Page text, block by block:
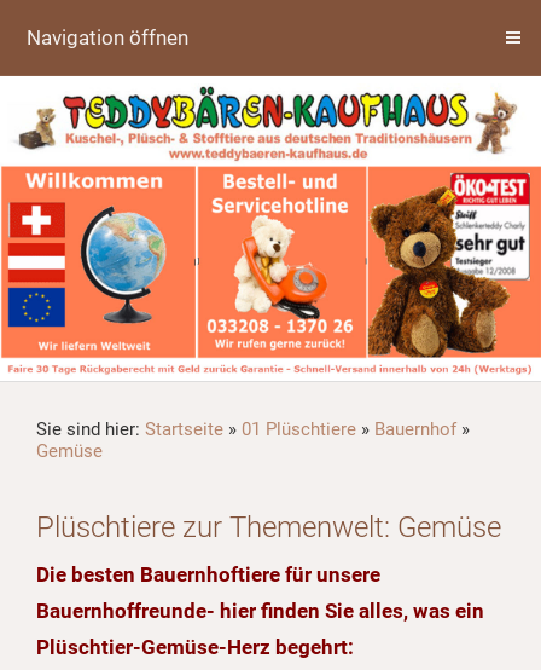
Navigation öffnen
Sie sind hier: Startseite » 01 Plüschtiere » Bauernhof»
Gemüse
Plüschtiere zur Themenwelt: Gemüse
Die besten Bauernhoftiere für unsere
Bauernhoffreunde- hier finden Sie alles, was ein
Plüschtier-Gemüse-Herz begehrt: